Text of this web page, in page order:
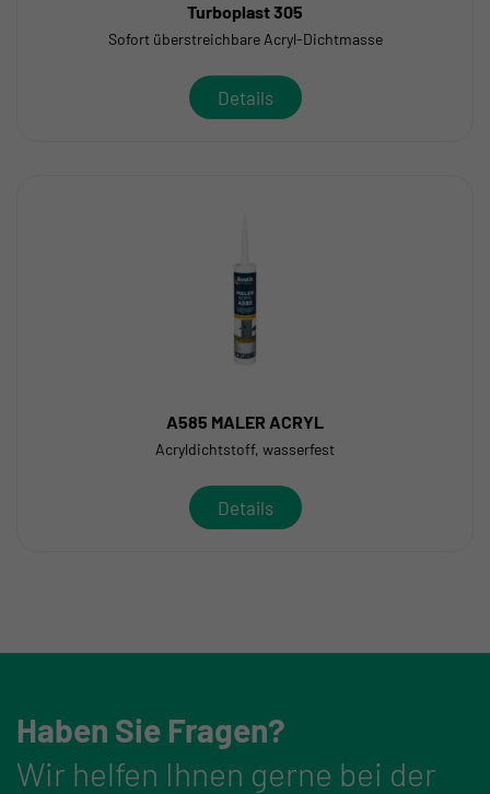
Turboplast 305
Sofort überstreichbare Acryl-Dichtmasse
Details
A585 MALER ACRYL
Acryldichtstoff, wasserfest
Details
Haben Sie Fragen?
Wir helfen Ihnen gerne bei der